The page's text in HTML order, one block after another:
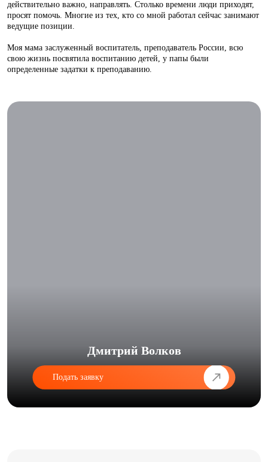
Дмитрий Волков
Подать заявку
действительно важно, направлять. Столько времени люди приходят,
просят помочь. Многие из тех, кто со мной работал сейчас занимают
ведущие позиции.
Моя мама заслуженный воспитатель, преподаватель России, всю
свою жизнь посвятила воспитанию детей, у папы были
определенные задатки к преподаванию.